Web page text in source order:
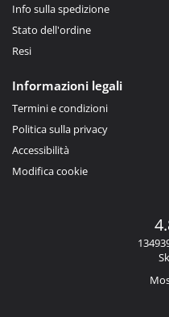
Info sulla spedizione
Stato dell'ordine
Resi
Informazioni legali
Termini e condizioni
Politica sulla privacy
Accessibilità
Modifica cookie